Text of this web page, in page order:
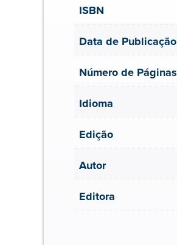
ISBN
Data de Publicação
Número de Páginas
Idioma
Edição
Autor
Editora